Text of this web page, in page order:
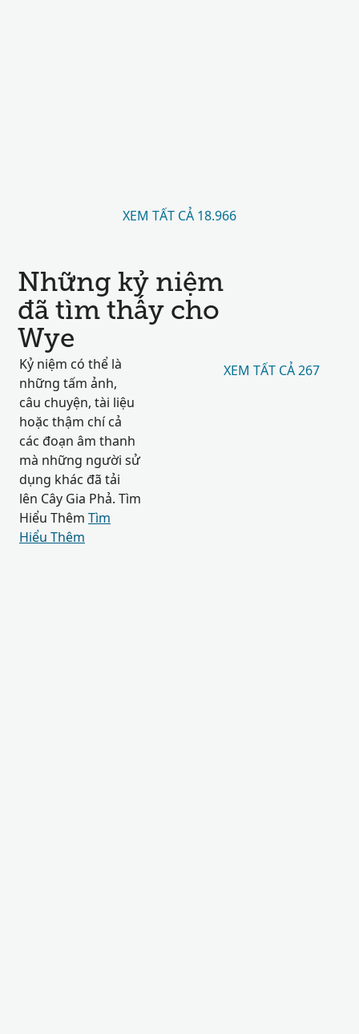
XEM TẤT CẢ 18.966
Những kỷ niệm
đã tìm thấy cho
Wye
Kỷ niệm có thể là
những tấm ảnh,
câu chuyện, tài liệu
hoặc thậm chí cả
các đoạn âm thanh
mà những người sử
dụng khác đã tải
lên Cây Gia Phả. Tìm
Hiểu Thêm Tìm
Hiểu Thêm
XEM TẤT CẢ 267